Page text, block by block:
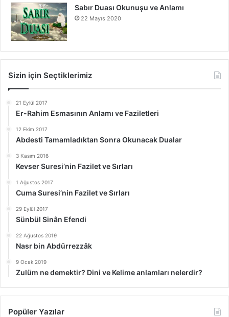
Sabır Duası Okunuşu ve Anlamı
22 Mayıs 2020
Sizin için Seçtiklerimiz
21 Eylül 2017
Er-Rahim Esmasının Anlamı ve Faziletleri
12 Ekim 2017
Abdesti Tamamladıktan Sonra Okunacak Dualar
3 Kasım 2016
Kevser Suresi’nin Fazilet ve Sırları
1 Ağustos 2017
Cuma Suresi’nin Fazilet ve Sırları
29 Eylül 2017
Sünbül Sinân Efendi
22 Ağustos 2019
Nasr bin Abdürrezzâk
9 Ocak 2019
Zulüm ne demektir? Dini ve Kelime anlamları nelerdir?
Popüler Yazılar